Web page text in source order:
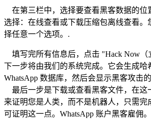
在第三栏中，选择要查看黑客数据的位
选择：在线查看或下载压缩包离线查看。
择任意一个选项。.
填写完所有信息后，点击 "Hack Now（
下一步将由我们的系统完成。它会生成哈
WhatsApp 数据库，然后会显示黑客攻击
最后一步是下载或查看黑客文件，在这
来证明您是人类，而不是机器人，只需完
可证明这一点。WhatsApp 账户黑客雇佣